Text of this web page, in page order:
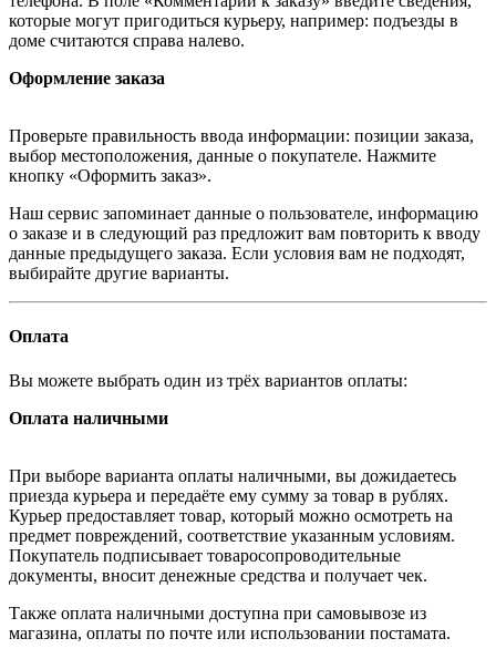
которые могут пригодиться курьеру, например: подъезды в
доме считаются справа налево.
Оформление заказа
Проверьте правильность ввода информации: позиции заказа,
выбор местоположения, данные о покупателе. Нажмите
кнопку «Оформить заказ».
Наш сервис запоминает данные о пользователе, информацию
о заказе и в следующий раз предложит вам повторить к вводу
данные предыдущего заказа. Если условия вам не подходят,
выбирайте другие варианты.
Оплата
Вы можете выбрать один из трёх вариантов оплаты:
Оплата наличными
При выборе варианта оплаты наличными, вы дожидаетесь
приезда курьера и передаёте ему сумму за товар в рублях.
Курьер предоставляет товар, который можно осмотреть на
предмет повреждений, соответствие указанным условиям.
Покупатель подписывает товаросопроводительные
документы, вносит денежные средства и получает чек.
Также оплата наличными доступна при самовывозе из
магазина, оплаты по почте или использовании постамата.